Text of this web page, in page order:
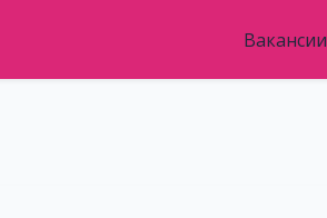
Вакансии